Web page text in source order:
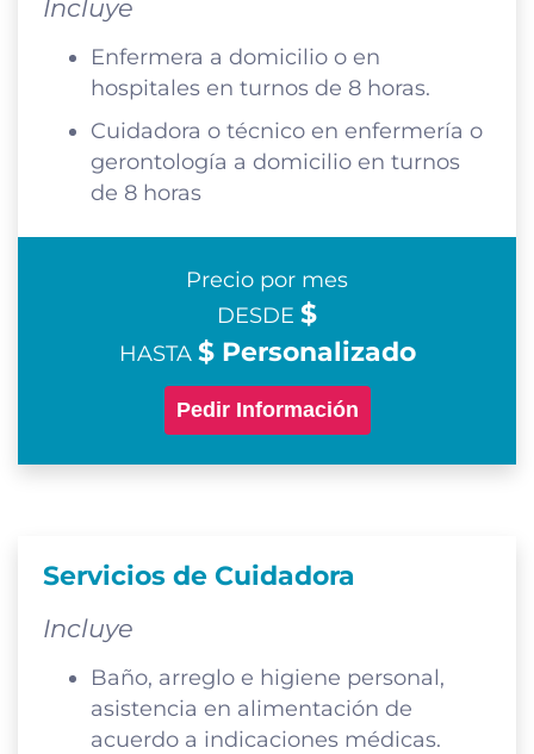
Incluye
Enfermera a domicilio o en
hospitales en turnos de 8 horas.
Cuidadora o técnico en enfermería o
gerontología a domicilio en turnos
de 8 horas
Precio por mes
DESDE $
HASTA $ Personalizado
Pedir Información
Servicios de Cuidadora
Incluye
Baño, arreglo e higiene personal,
asistencia en alimentación de
acuerdo a indicaciones médicas.